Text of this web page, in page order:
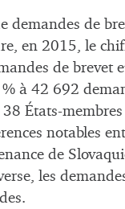
de
en 2015, le
de brevet
à 42 692
États-membres
notables
de
les